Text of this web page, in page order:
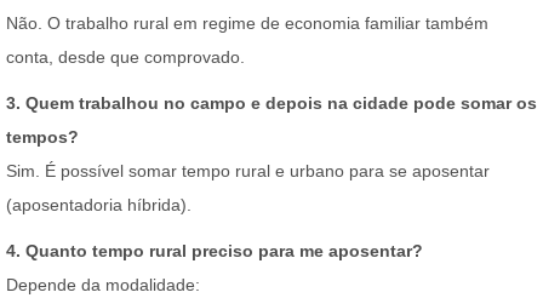
Não. O trabalho rural em regime de economia familiar também
conta, desde que comprovado.
3. Quem trabalhou no campo e depois na cidade pode somar os
tempos?
Sim. É possível somar tempo rural e urbano para se aposentar
(aposentadoria híbrida).
4. Quanto tempo rural preciso para me aposentar?
Depende da modalidade: